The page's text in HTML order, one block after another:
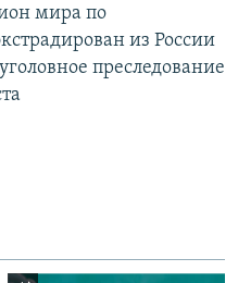
мира по
из России
преследование